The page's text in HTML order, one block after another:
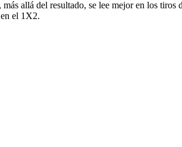
allá del resultado, se lee mejor en los
el 1X2.